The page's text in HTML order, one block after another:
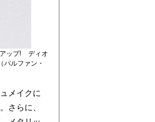
アップ! ディオ
パルファン・
メイクに
さらに、